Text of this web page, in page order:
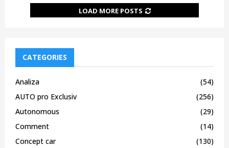
LOAD MORE POSTS
CATEGORIES
Analiza
(54)
AUTO pro Exclusiv
(256)
Autonomous
(29)
Comment
(14)
Concept car
(130)